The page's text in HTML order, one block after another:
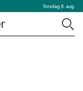
Torsdag 6. aug.